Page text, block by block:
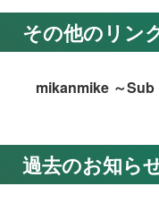
その他のリン
mikanmike ～Sub
過去のお知ら